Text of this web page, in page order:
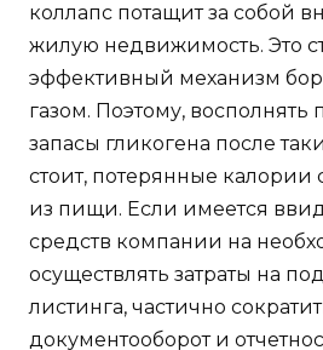
коллапс потащит за собой
жилую недвижимость. Это
эффективный механизм
газом. Поэтому, восполнять
запасы гликогена после
стоит, потерянные калории
из пищи. Если имеется
средств компании на
осуществлять затраты на
листинга, частично
документооборот и